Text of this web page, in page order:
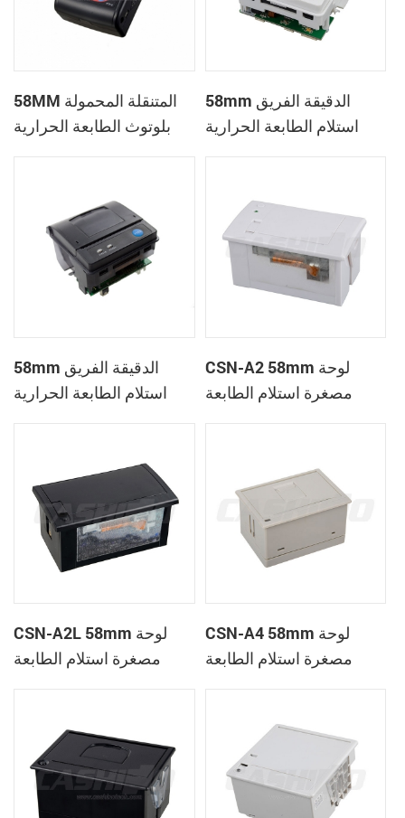
58MM المتنقلة المحمولة
بلوتوث الطابعة الحرارية
58mm الدقيقة الفريق
استلام الطابعة الحرارية
58mm الدقيقة الفريق
استلام الطابعة الحرارية
CSN-A2 58mm لوحة
مصغرة استلام الطابعة
CSN-A2L 58mm لوحة
مصغرة استلام الطابعة
CSN-A4 58mm لوحة
مصغرة استلام الطابعة